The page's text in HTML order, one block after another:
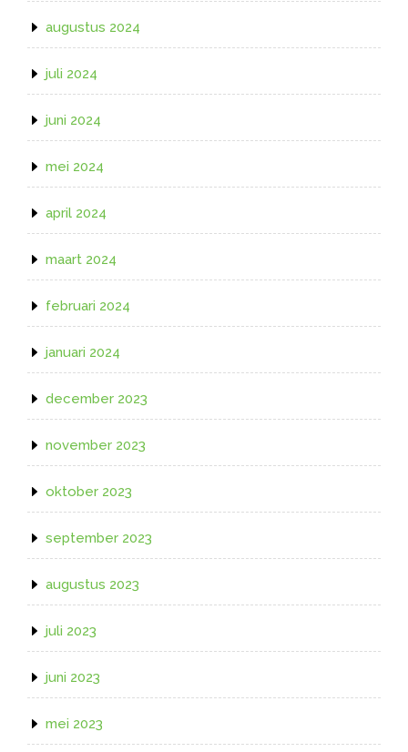
augustus 2024
juli 2024
juni 2024
mei 2024
april 2024
maart 2024
februari 2024
januari 2024
december 2023
november 2023
oktober 2023
september 2023
augustus 2023
juli 2023
juni 2023
mei 2023